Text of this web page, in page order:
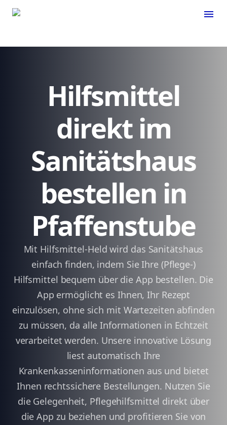
menu
Hilfsmittel
direkt im
Sanitätshaus
bestellen in
Pfaffenstube
Mit Hilfsmittel-Held wird das Sanitätshaus
einfach finden, indem Sie Ihre (Pflege-)
Hilfsmittel bequem über die App bestellen. Die
App ermöglicht es Ihnen, Ihr Rezept
einzulösen, ohne sich mit Wartezeiten abfinden
zu müssen, da alle Informationen in Echtzeit
verarbeitet werden. Unsere innovative Lösung
liest automatisch Ihre
Krankenkasseninformationen aus und bietet
Ihnen rechtssichere Bestellungen. Nutzen Sie
die Gelegenheit, Pflegehilfsmittel direkt über
die App zu beziehen und profitieren Sie von